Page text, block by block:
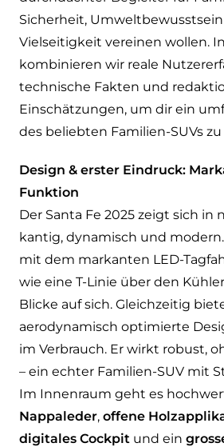
Sicherheit,
Vielseitigkeit vereinen wollen.
kombinieren wir reale
technische Fakten und
Einschätzungen, um dir ein
des beliebten Familien-SUVs
Design & erster Eindruck:
Funktion
Der Santa Fe 2025 zeigt sich in
kantig, dynamisch und
mit dem markanten LED-
wie eine T-Linie über den
Blicke auf sich. Gleichzeitig
aerodynamisch optimierte
im Verbrauch. Er wirkt robust,
– ein echter Familien-SUV mit
Im Innenraum geht es
Nappaleder, offene
digitales Cockpit und ein